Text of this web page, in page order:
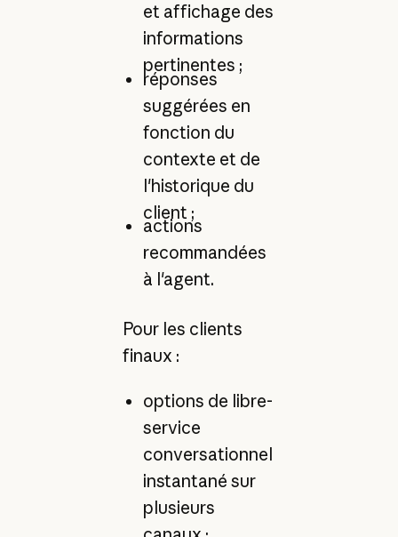
et affichage des
informations
pertinentes ;
réponses
suggérées en
fonction du
contexte et de
l'historique du
client ;
actions
recommandées
à l'agent.
Pour les clients
finaux :
options de libre-
service
conversationnel
instantané sur
plusieurs